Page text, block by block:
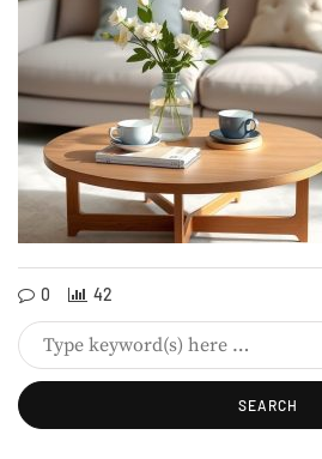
0 42